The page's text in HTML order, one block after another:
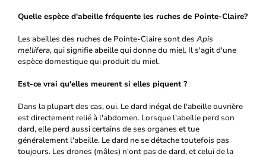
Quelle espèce d'abeille fréquente les ruches de Pointe-Claire?
Les abeilles des ruches de Pointe-Claire sont des Apis
mellifera, qui signifie abeille qui donne du miel. Il s'agit d'une
espèce domestique qui produit du miel.
Est-ce vrai qu'elles meurent si elles piquent ?
Dans la plupart des cas, oui. Le dard inégal de l'abeille ouvrière
est directement relié à l'abdomen. Lorsque l'abeille perd son
dard, elle perd aussi certains de ses organes et tue
généralement l'abeille. Le dard ne se détache toutefois pas
toujours. Les drones (mâles) n'ont pas de dard, et celui de la